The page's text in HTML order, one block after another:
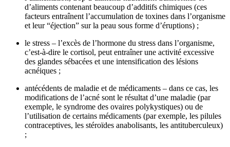
d’aliments contenant beaucoup d’additifs chimiques (ces
facteurs entraînent l’accumulation de toxines dans l’organisme
et leur “éjection” sur la peau sous forme d’éruptions) ;
le stress – l’excès de l’hormone du stress dans l’organisme,
c’est-à-dire le cortisol, peut entraîner une activité excessive
des glandes sébacées et une intensification des lésions
acnéiques ;
antécédents de maladie et de médicaments – dans ce cas, les
modifications de l’acné sont le résultat d’une maladie (par
exemple, le syndrome des ovaires polykystiques) ou de
l’utilisation de certains médicaments (par exemple, les pilules
contraceptives, les stéroïdes anabolisants, les antituberculeux)
;